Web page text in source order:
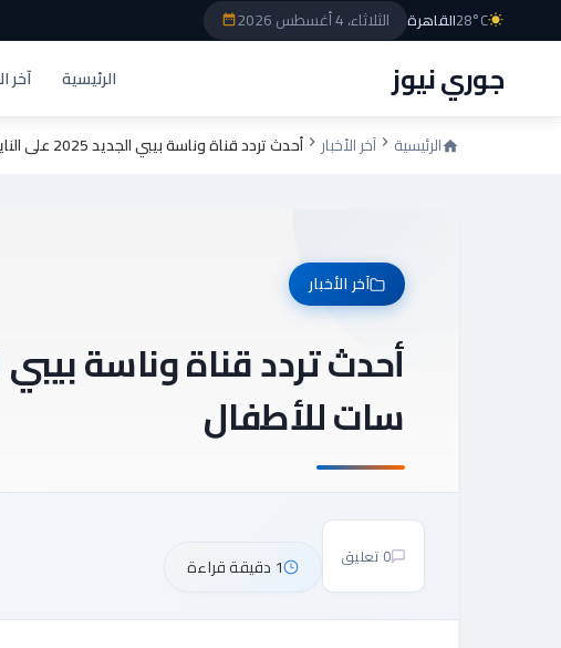
الثلاثاء، 4 أغسطس 2026 28°Cالقاهرة
جوري نيوز الرئيسية آخر
الرئيسية آخر الأخبار أحدث تردد قناة وناسة بيبي الجديد 2025 على النايل سات للأطفال
آخر الأخبار
سات للأطفال
0 تعليق 1 دقيقة قراءة